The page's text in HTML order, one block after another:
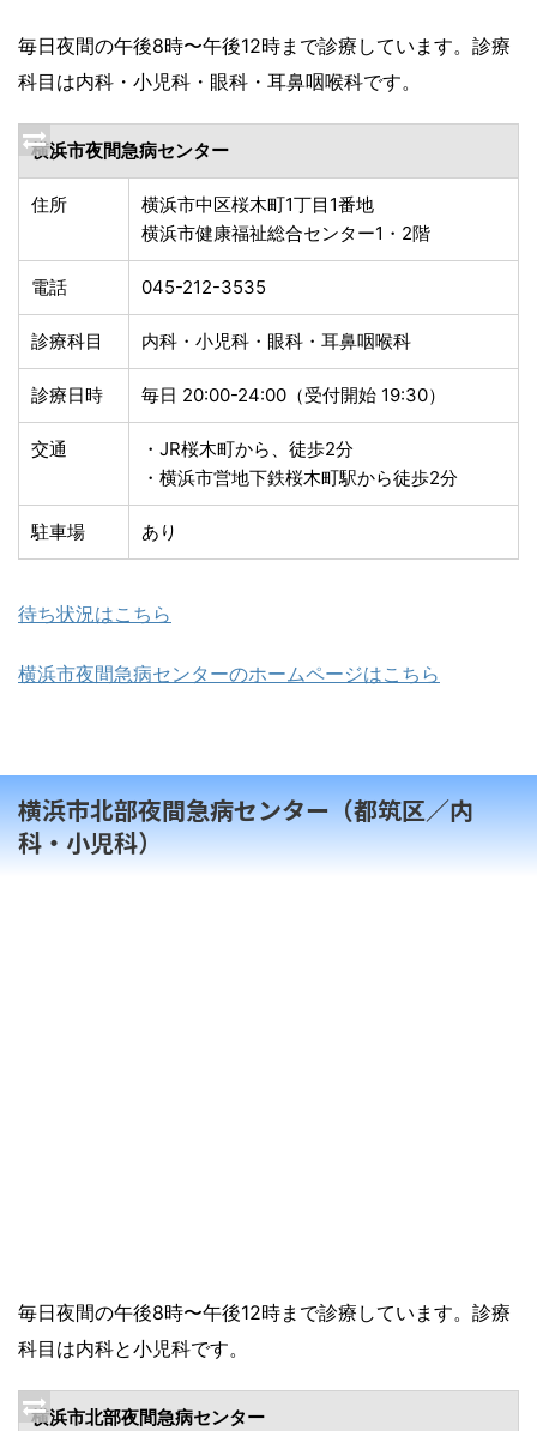
毎日夜間の午後8時〜午後12時まで診療しています。診療
科目は内科・小児科・眼科・耳鼻咽喉科です。
横浜市夜間急病センター
住所
横浜市中区桜木町1丁目1番地
横浜市健康福祉総合センター1・2階
電話 045-212-3535
診療科目 内科・小児科・眼科・耳鼻咽喉科
診療日時 毎日 20:00-24:00（受付開始 19:30）
交通
・JR桜木町から、徒歩2分
・横浜市営地下鉄桜木町駅から徒歩2分
駐車場 あり
待ち状況はこちら
横浜市夜間急病センターのホームページはこちら
横浜市北部夜間急病センター（都筑区／内
科・小児科）
毎日夜間の午後8時〜午後12時まで診療しています。診療
科目は内科と小児科です。
横浜市北部夜間急病センター